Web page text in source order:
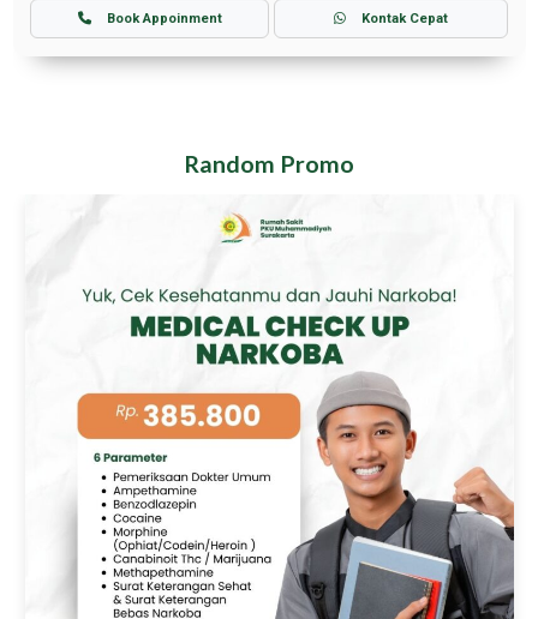
Book Appoinment Kontak Cepat
Random Promo